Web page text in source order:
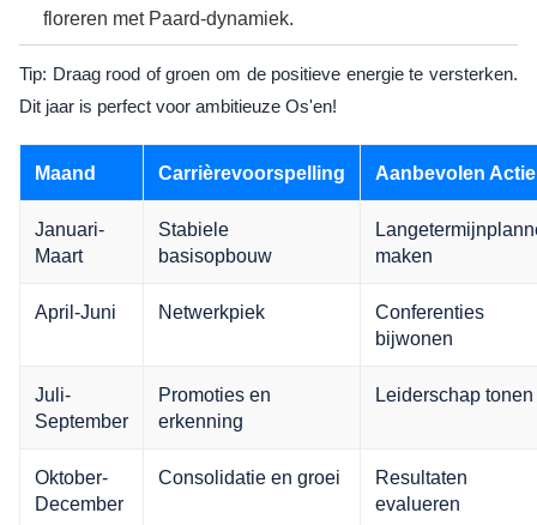
floreren met Paard-dynamiek.
Tip: Draag rood of groen om de positieve energie te versterken.
Dit jaar is perfect voor ambitieuze Os'en!
Maand Carrièrevoorspelling Aanbevolen Actie
Januari-
Maart
Stabiele
basisopbouw
maken
April-Juni Netwerkpiek
Conferenties
bijwonen
Juli-
September
Promoties en
erkenning
Leiderschap tonen
Oktober-
December
Consolidatie en groei
Resultaten
evalueren